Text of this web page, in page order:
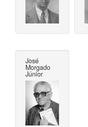
José
Morgado
Júnior